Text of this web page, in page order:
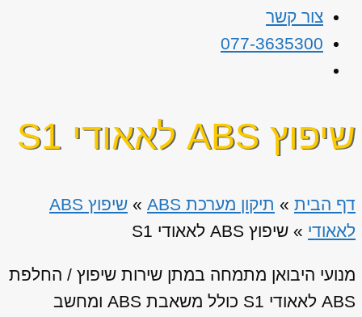
צור קשר
077-3635300
שיפוץ ABS לאאודי S1
דף הבית » תיקון מערכת ABS »
שיפוץ ABS
לאאודי » שיפוץ ABS לאאודי S1
מנועי היבואן מתמחה במתן שירות שיפוץ / החלפת
ABS לאאודי S1 כולל משאבת ABS ומחשב